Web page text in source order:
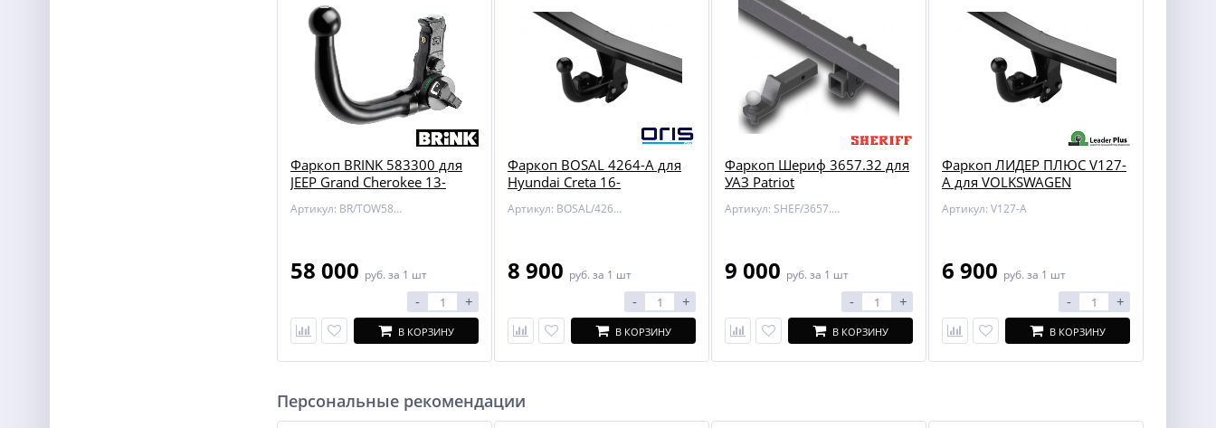
Фаркоп BRINK 583300 для
JEEP Grand Cherokee 13-
Артикул: BR/TOW583300
58 000 руб. за 1 шт
- +
В КОРЗИНУ
Фаркоп BOSAL 4264-A для
Hyundai Creta 16-
Артикул: BOSAL/4264-A
8 900 руб. за 1 шт
- +
В КОРЗИНУ
Фаркоп Шериф 3657.32 для
УАЗ Patriot
Артикул: SHEF/3657.32
9 000 руб. за 1 шт
- +
В КОРЗИНУ
Фаркоп ЛИДЕР ПЛЮС V127-
A для VOLKSWAGEN
Артикул: V127-A
6 900 руб. за 1 шт
- +
В КОРЗИНУ
Персональные рекомендации